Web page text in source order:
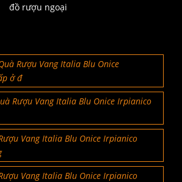
đồ rượu ngoại
Rượu Vang Italia Blu Onice
ở đ
Rượu Vang Italia Blu Onice Irpianico
Vang Italia Blu Onice Irpianico
Vang Italia Blu Onice Irpianico